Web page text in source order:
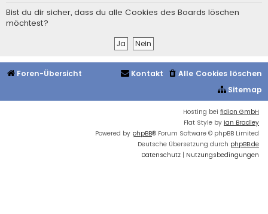
h
Bist du dir sicher, dass du alle Cookies des Boards löschen
möchtest?
Foren-Übersicht Alle Cookies löschen
Kontakt
Sitemap
Hosting bei fidion GmbH
Flat Style by Ian Bradley
Powered by phpBB® Forum Software © phpBB Limited
Deutsche Übersetzung durch phpBB.de
Datenschutz | Nutzungsbedingungen